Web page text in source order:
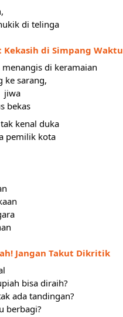
di telinga
Kekasih di Simpang Waktu
di keramaian
ke sarang,
jiwa
bekas
kenal duka
pemilik kota
Jangan Takut Dikritik
bisa diraih?
ada tandingan?
berbagi?